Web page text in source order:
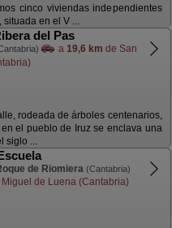
cinco viviendas independientes
en el V ...
del Pas
a 19,6 km de San
rodeada de árboles centenarios,
el pueblo de Iruz se enclava una
siglo ...
de Riomiera (Cantabria)
de Luena (Cantabria)